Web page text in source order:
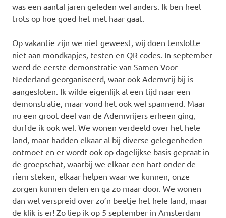
was een aantal jaren geleden wel anders. Ik ben heel
trots op hoe goed het met haar gaat.
Op vakantie zijn we niet geweest, wij doen tenslotte
niet aan mondkapjes, testen en QR codes. In september
werd de eerste demonstratie van Samen Voor
Nederland georganiseerd, waar ook Ademvrij bij is
aangesloten. Ik wilde eigenlijk al een tijd naar een
demonstratie, maar vond het ook wel spannend. Maar
nu een groot deel van de Ademvrijers erheen ging,
durfde ik ook wel. We wonen verdeeld over het hele
land, maar hadden elkaar al bij diverse gelegenheden
ontmoet en er wordt ook op dagelijkse basis gepraat in
de groepschat, waarbij we elkaar een hart onder de
riem steken, elkaar helpen waar we kunnen, onze
zorgen kunnen delen en ga zo maar door. We wonen
dan wel verspreid over zo’n beetje het hele land, maar
de klik is er! Zo liep ik op 5 september in Amsterdam